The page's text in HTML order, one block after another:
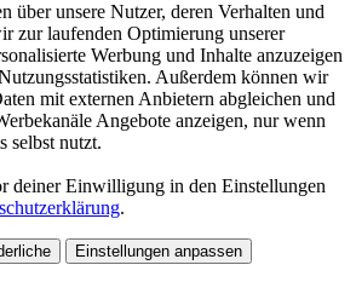
über unsere Nutzer, deren Verhalten und
zur laufenden Optimierung unserer
Werbung und Inhalte anzuzeigen
Außerdem können wir
mit externen Anbietern abgleichen und
Angebote anzeigen, nur wenn
selbst nutzt.
deiner Einwilligung in den Einstellungen
.
Einstellungen anpassen